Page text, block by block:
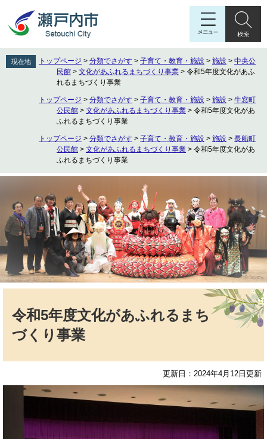
先
頭
を
飛
現在地 トップページ > 分類でさがす > 子育て・教育・施設 > 施設 > 中央公
民館 > 文化があふれるまちづくり事業 > 令和5年度文化があふ
れるまちづくり事業
トップページ > 分類でさがす > 子育て・教育・施設 > 施設 > 牛窓町
公民館 > 文化があふれるまちづくり事業 > 令和5年度文化があ
ふれるまちづくり事業
トップページ > 分類でさがす > 子育て・教育・施設 > 施設 > 長船町
公民館 > 文化があふれるまちづくり事業 > 令和5年度文化があ
ふれるまちづくり事業
令和5年度文化があふれるまち
づくり事業
更新日：2024年4月12日更新